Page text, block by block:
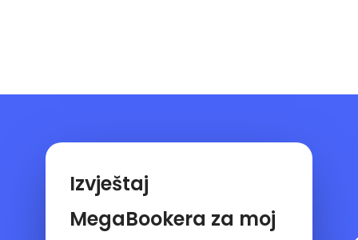
Izvještaj
MegaBookera za moj